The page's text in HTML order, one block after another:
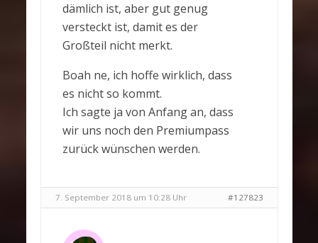
dämlich ist, aber gut genug
versteckt ist, damit es der
Großteil nicht merkt.
Boah ne, ich hoffe wirklich, dass
es nicht so kommt.
Ich sagte ja von Anfang an, dass
wir uns noch den Premiumpass
zurück wünschen werden.
7. September 2018 um 10:28 Uhr #127823